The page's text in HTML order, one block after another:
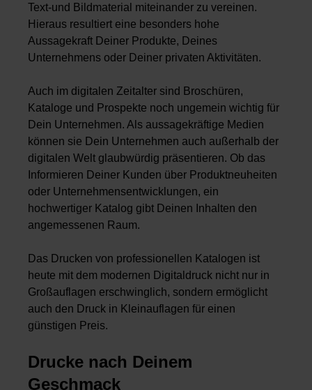
Text-und Bildmaterial miteinander zu vereinen.
Hieraus resultiert eine besonders hohe
Aussagekraft Deiner Produkte, Deines
Unternehmens oder Deiner privaten Aktivitäten.
Auch im digitalen Zeitalter sind Broschüren,
Kataloge und Prospekte noch ungemein wichtig für
Dein Unternehmen. Als aussagekräftige Medien
können sie Dein Unternehmen auch außerhalb der
digitalen Welt glaubwürdig präsentieren. Ob das
Informieren Deiner Kunden über Produktneuheiten
oder Unternehmensentwicklungen, ein
hochwertiger Katalog gibt Deinen Inhalten den
angemessenen Raum.
Das Drucken von professionellen Katalogen ist
heute mit dem modernen Digitaldruck nicht nur in
Großauflagen erschwinglich, sondern ermöglicht
auch den Druck in Kleinauflagen für einen
günstigen Preis.
Drucke nach Deinem
Geschmack